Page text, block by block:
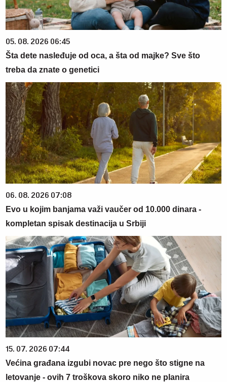
05. 08. 2026 06:45
Šta dete nasleđuje od oca, a šta od majke? Sve što
treba da znate o genetici
06. 08. 2026 07:08
Evo u kojim banjama važi vaučer od 10.000 dinara -
kompletan spisak destinacija u Srbiji
15. 07. 2026 07:44
Većina građana izgubi novac pre nego što stigne na
letovanje - ovih 7 troškova skoro niko ne planira